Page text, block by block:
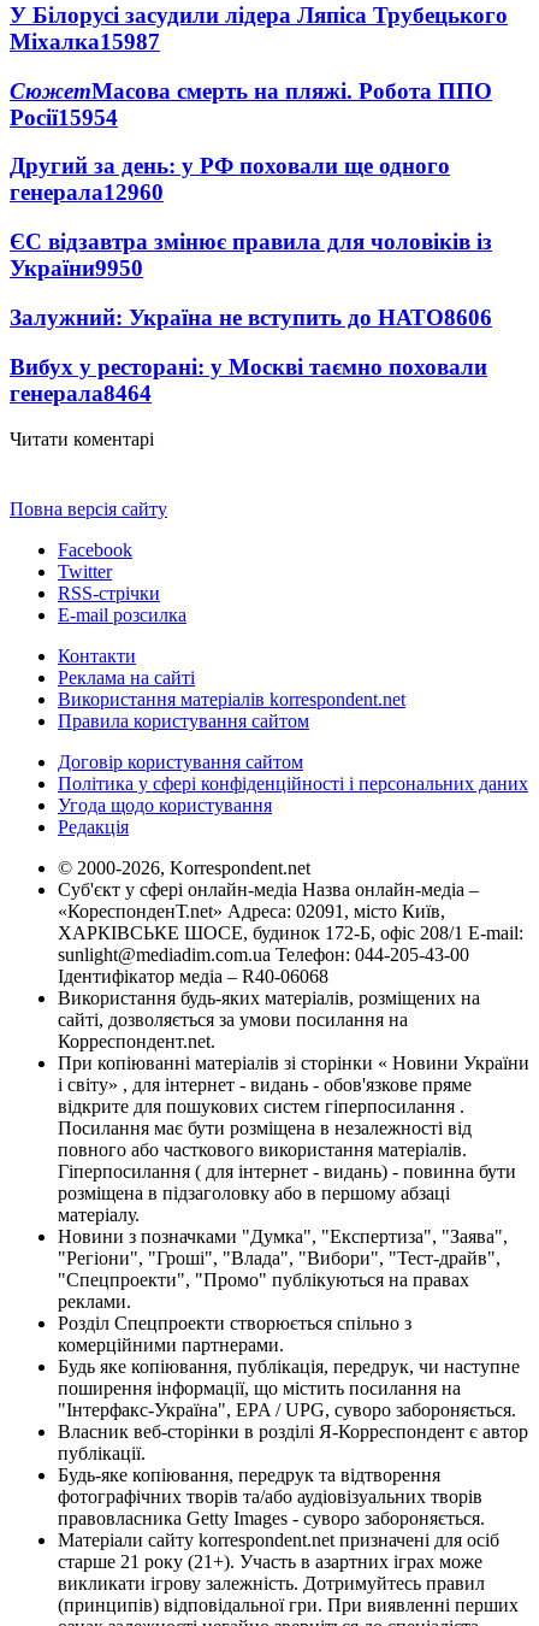
У Білорусі засудили лідера Ляпіса Трубецького
Міхалка15987
СюжетМасова смерть на пляжі. Робота ППО
Росії15954
Другий за день: у РФ поховали ще одного
генерала12960
ЄС відзавтра змінює правила для чоловіків із
України9950
Залужний: Україна не вступить до НАТО8606
Вибух у ресторані: у Москві таємно поховали
генерала8464
Читати коментарі
Повна версія сайту
Facebook
Twitter
RSS-стрічки
E-mail розсилка
Контакти
Реклама на сайті
Використання матеріалів korrespondent.net
Правила користування сайтом
Договір користування сайтом
Політика у сфері конфіденційності і персональних даних
Угода щодо користування
Редакція
© 2000-2026, Korrespondent.net
Суб'єкт у сфері онлайн-медіа Назва онлайн-медіа –
«КореспонденТ.net» Адреса: 02091, місто Київ,
ХАРКІВСЬКЕ ШОСЕ, будинок 172-Б, офіс 208/1 E-mail:
sunlight@mediadim.com.ua Телефон: 044-205-43-00
Ідентифікатор медіа – R40-06068
Використання будь-яких матеріалів, розміщених на
сайті, дозволяється за умови посилання на
Корреспондент.net.
При копіюванні матеріалів зі сторінки « Новини України
і світу» , для інтернет - видань - обов'язкове пряме
відкрите для пошукових систем гіперпосилання .
Посилання має бути розміщена в незалежності від
повного або часткового використання матеріалів.
Гіперпосилання ( для інтернет - видань) - повинна бути
розміщена в підзаголовку або в першому абзаці
матеріалу.
Новини з позначками "Думка", "Експертиза", "Заява",
"Регіони", "Гроші", "Влада", "Вибори", "Тест-драйв",
"Спецпроекти", "Промо" публікуються на правах
реклами.
Розділ Спецпроекти створюється спільно з
комерційними партнерами.
Будь яке копіювання, публікація, передрук, чи наступне
поширення інформації, що містить посилання на
"Інтерфакс-Україна", EPA / UPG, суворо забороняється.
Власник веб-сторінки в розділі Я-Корреспондент є автор
публікації.
Будь-яке копіювання, передрук та відтворення
фотографічних творів та/або аудіовізуальних творів
правовласника Getty Images - суворо забороняється.
Матеріали сайту korrespondent.net призначені для осіб
старше 21 року (21+). Участь в азартних іграх може
викликати ігрову залежність. Дотримуйтесь правил
(принципів) відповідальної гри. При виявленні перших